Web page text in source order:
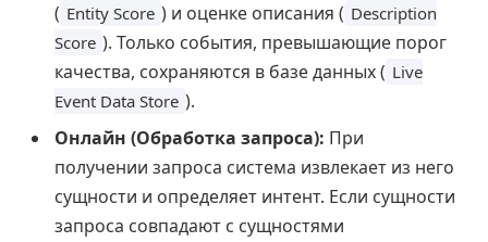
( Entity Score ) и оценке описания ( Description
Score ). Только события, превышающие порог
качества, сохраняются в базе данных ( Live
Event Data Store ).
Онлайн (Обработка запроса): При
получении запроса система извлекает из него
сущности и определяет интент. Если сущности
запроса совпадают с сущностями